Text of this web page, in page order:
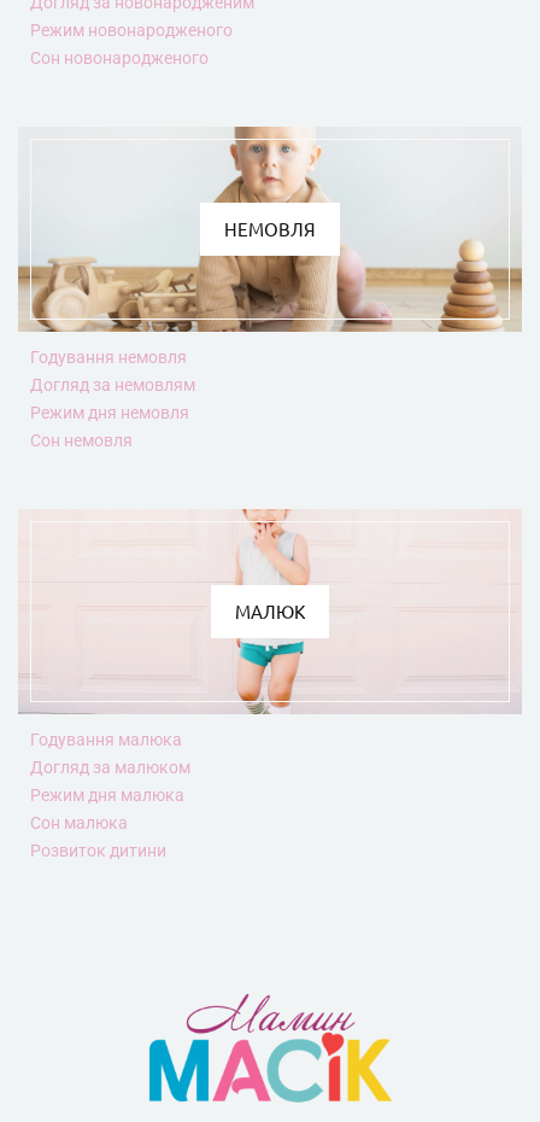
Режим новонародженого
Сон новонародженого
НЕМОВЛЯ
Годування немовля
Догляд за немовлям
Режим дня немовля
Сон немовля
МАЛЮК
Годування малюка
Догляд за малюком
Режим дня малюка
Сон малюка
Розвиток дитини